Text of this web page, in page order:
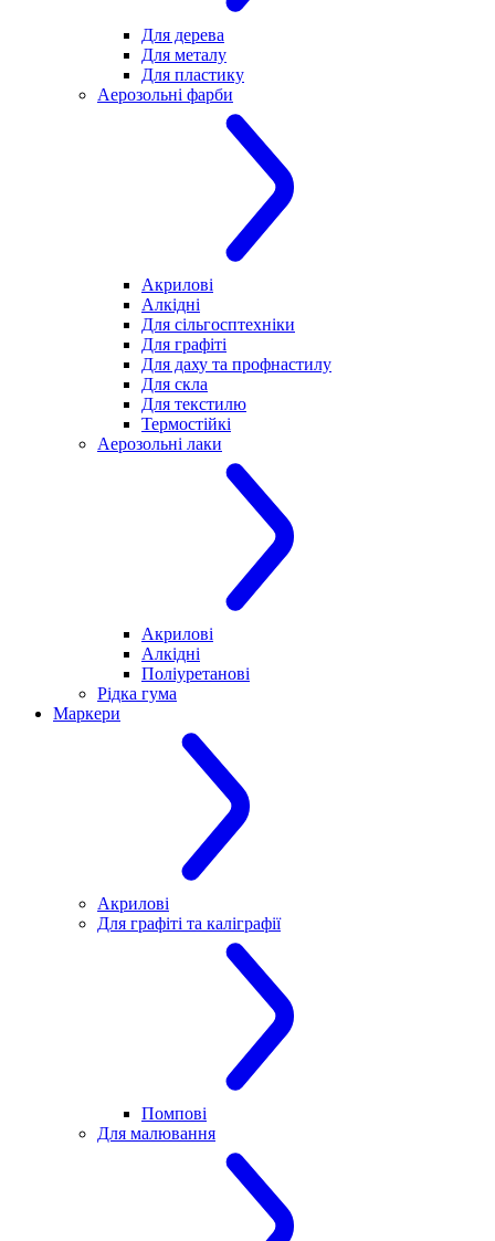
Для дерева
Для металу
Для пластику
Аерозольні фарби
Акрилові
Алкідні
Для cільгосптехніки
Для графіті
Для даху та профнастилу
Для скла
Для текстилю
Термостійкі
Аерозольні лаки
Акрилові
Алкідні
Поліуретанові
Рідка гума
Маркери
Акрилові
Для графіті та каліграфії
Помпові
Для малювання